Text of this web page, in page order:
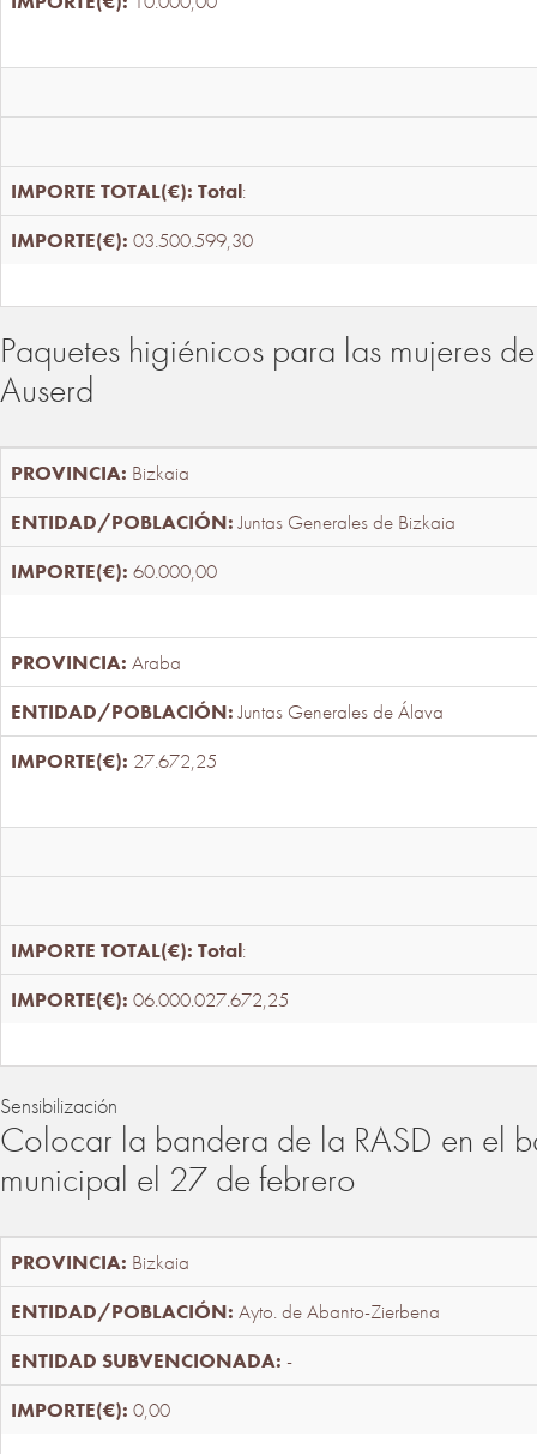
Total:
03.500.599,30
Paquetes higiénicos para las mujeres
Auserd
Bizkaia
Juntas Generales de Bizkaia
60.000,00
Araba
Juntas Generales de Álava
27.672,25
Total:
06.000.027.672,25
Sensibilización
Colocar la bandera de la RASD en el
municipal el 27 de febrero
Bizkaia
Ayto. de Abanto-Zierbena
-
0,00